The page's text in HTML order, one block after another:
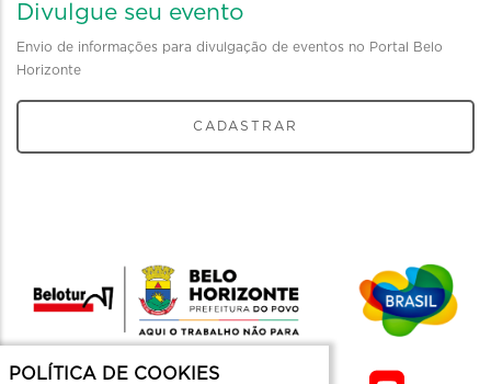
Divulgue seu evento
Envio de informações para divulgação de eventos no Portal Belo
Horizonte
CADASTRAR
POLÍTICA DE COOKIES